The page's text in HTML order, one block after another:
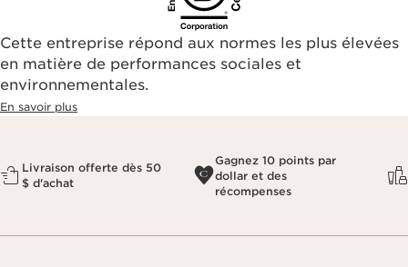
Cette entreprise répond aux normes les plus élevées
en matière de performances sociales et
environnementales.​
En savoir plus
Livraison offerte dès 50
$ d'achat
Gagnez 10 points par
dollar et des
récompenses